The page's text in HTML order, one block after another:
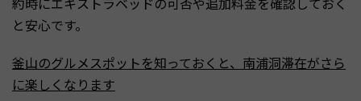
と安心です。
釜山のグルメスポットを知っておくと、南浦洞滞在がさら
に楽しくなります